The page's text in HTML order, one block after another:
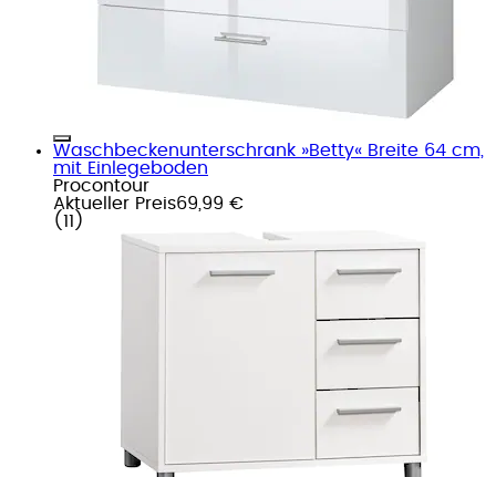
Waschbeckenunterschrank »Betty« Breite 64 cm,
mit Einlegeboden
Procontour
Aktueller Preis69,99 €
( 11 )